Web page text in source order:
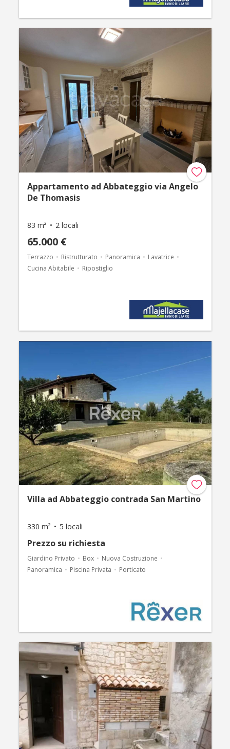
Appartamento ad Abbateggio via Angelo
De Thomasis
83 m² 2 locali
65.000 €
Terrazzo Ristrutturato Panoramica
Lavatrice
Cucina Abitabile
Ripostiglio
Villa ad Abbateggio contrada San Martino
330 m² 5 locali
Prezzo su richiesta
Giardino Privato Box
Nuova Costruzione
Panoramica
Piscina Privata Porticato